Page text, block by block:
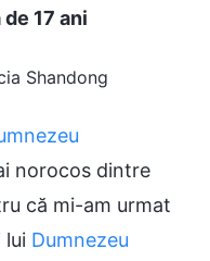
17 ani
Shandong
norocos dintre
că mi-am urmat
lui Dumnezeu